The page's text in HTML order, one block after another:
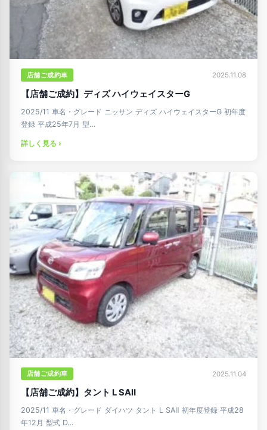
店舗ご成約車 2025.11.08
【店舗ご成約】ディズ ハイウェイスターG
2025/11 車名・グレード ニッサン ディズ ハイウェイスターG 初年度
登録 平成25年7月 型…
詳しく見る ›
店舗ご成約車 2025.11.04
【店舗ご成約】タント L SAⅡ
2025/11 車名・グレード ダイハツ タント L SAⅡ 初年度登録 平成28
年12月 型式 D…